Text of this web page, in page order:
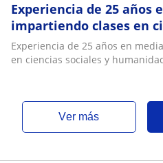
Experiencia de 25 años
impartiendo clases en
humanidades,
Experiencia de 25 años en
en ciencias sociales y
ver más